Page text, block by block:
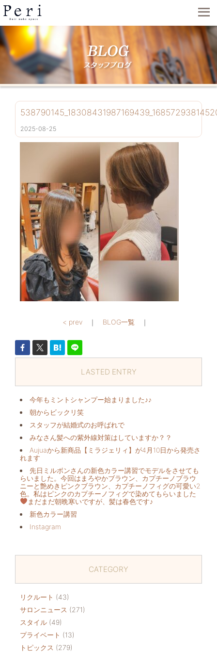
2025-08-25
< prev｜ BLOG一覧｜
LASTED ENTRY
今年もミントシャンプー始まりました♪♪
朝からビックリ️笑
スタッフが結婚式のお呼ばれで
みなさん髪への紫外線対策はしていますか？？
Aujuaから新商品【ミラジェリィ】が4月10日から発売さ
れます
先日ミルボンさんの新色カラー講習でモデルをさせても
らいました。今回はまろやかブラウン、カプチーノブラウ
ニーと艶めきピンクブラウン、カプチーノフィグの可愛い2
色。私はピンクのカプチーノフィグで染めてもらいました
まだまだ朝晩寒いですが、髪は春色です♪
新色カラー講習
Instagram
CATEGORY
リクルート (43)
サロンニュース (271)
スタイル (49)
プライベート (13)
トピックス (279)